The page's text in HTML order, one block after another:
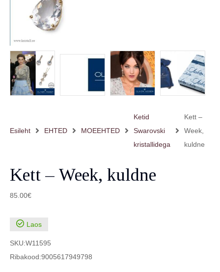
Esileht EHTED MOEEHTED
Ketid
Swarovski
kristallidega
Kett –
Week,
kuldne
Kett – Week, kuldne
85.00€
Laos
SKU:W11595
Ribakood:9005617949798